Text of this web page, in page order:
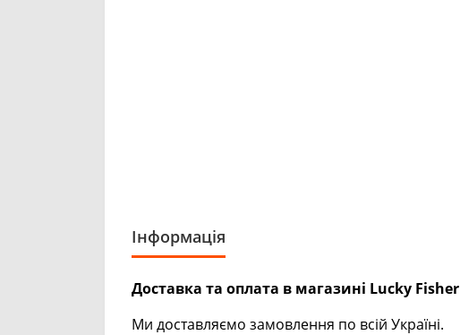
Інформація
Доставка та оплата в магазині Lucky Fisher
Ми доставляємо замовлення по всій Україні.